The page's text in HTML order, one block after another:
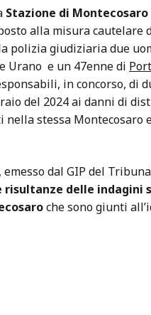
Stazione di Montecosaro
alla misura cautelare
polizia giudiziaria due
Urano e un 47enne di
in concorso, di
del 2024 ai danni di
stessa Montecosaro
dal GIP del
delle indagini
che sono giunti